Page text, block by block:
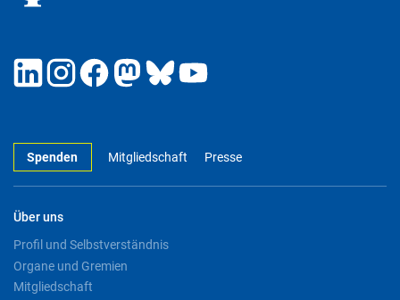
Spenden Mitgliedschaft Presse
Über uns
Profil und Selbstverständnis
Organe und Gremien
Mitgliedschaft